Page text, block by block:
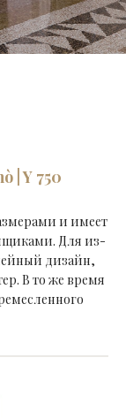
| Y 750
и имеет
Для из-
дизайн,
В то же время